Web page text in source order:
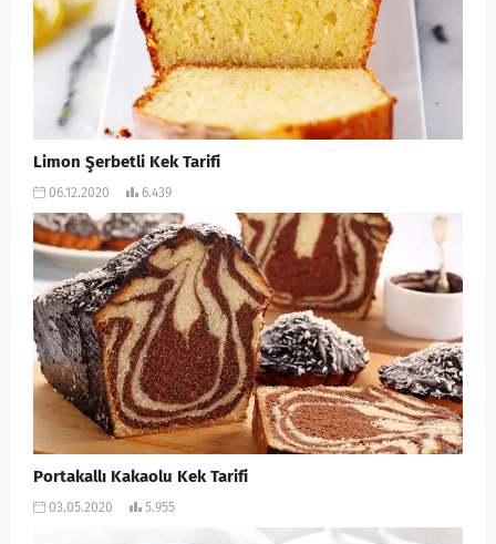
Limon Şerbetli Kek Tarifi
06.12.2020 6.439
Portakallı Kakaolu Kek Tarifi
03.05.2020 5.955